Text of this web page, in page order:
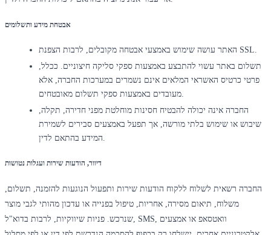
אבטחת מידע ותשלומים
האתר עושה שימוש באמצעי אבטחה מקובלים, לרבות הצפנת SSL.
תשלום באתר עשוי להתבצע באמצעות ספקי סליקה חיצוניים. ככלל,
פרטי כרטיס האשראי המלאים אינם נשמרים במערכות החברה, אלא
החברה אינה יכולה להבטיח חסינות מוחלטת מפני חדירה, תקלה,
שיבוש או שימוש בלתי מורשה, אך תפעל באמצעים סבירים לשמירת
דיוור, הודעות שירות ועגלות נטושות
החברה רשאית לשלוח ללקוח הודעות שירות ותפעול הנוגעות להזמנה, תשלום,
משלוח, תיאום מסירה, אחריות, טיפול בפנייה או עדכון מהותי לגבי מוצר
שנרכש. פניות שיווקיות, לרבות בדוא"ל, SMS, וואטסאפ או אמצעים